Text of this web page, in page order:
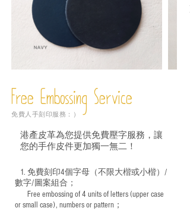
Free Embossing Service
免費人手刻印服務：）
港產皮革為您提供免費壓字服務，讓
您的手作皮件更加獨一無二！
1. 免費刻印4個字母（不限大楷或小楷）/
數字/圖案組合；
Free embossing of 4 units of letters (upper case
or small case), numbers or pattern；